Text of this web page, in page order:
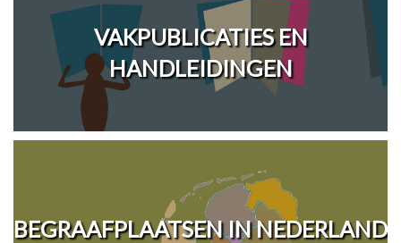
VAKPUBLICATIES EN
HANDLEIDINGEN
BEGRAAFPLAATSEN IN NEDERLAND